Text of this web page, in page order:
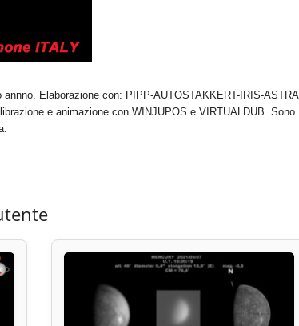
Elaborazione con: PIPP-AUTOSTAKKERT-IRIS-ASTRA
e animazione con WINJUPOS e VIRTUALDUB. Sono